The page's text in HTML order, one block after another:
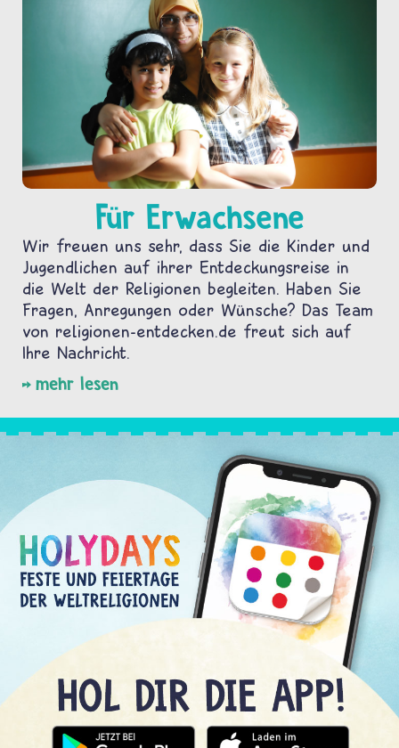
Für Erwachsene
Wir freuen uns sehr, dass Sie die Kinder und
Jugendlichen auf ihrer Entdeckungsreise in
die Welt der Religionen begleiten. Haben Sie
Fragen, Anregungen oder Wünsche? Das Team
von religionen-entdecken.de freut sich auf
Ihre Nachricht.
mehr lesen